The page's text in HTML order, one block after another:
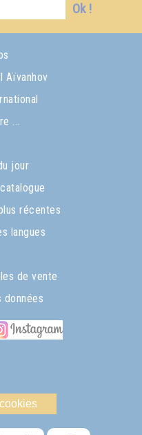
Ok !
Aïvanhov
...
jour
récentes
langues
de vente